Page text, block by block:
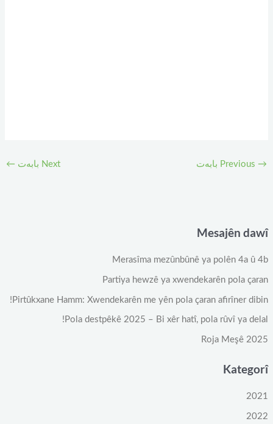
Mesajên dawî
Merasîma mezûnbûnê ya polên 4a û 4b
Partiya hewzê ya xwendekarên pola çaran
Pirtûkxane Hamm: Xwendekarên me yên pola çaran afirîner dibin!
Pola destpêkê 2025 – Bi xêr hatî, pola rûvî ya delal!
Roja Meşê 2025
Kategorî
2021
2022
→ Next بابەت ←